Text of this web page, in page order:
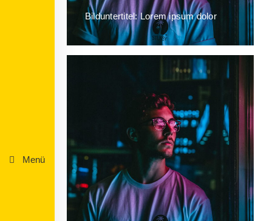
Menü
Bilduntertitel: Lorem ipsum dolor